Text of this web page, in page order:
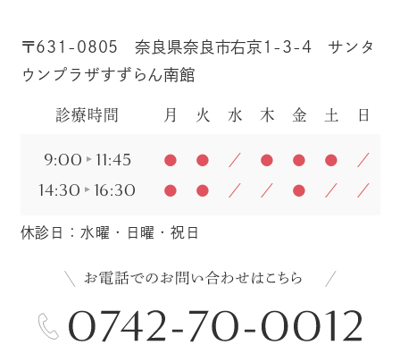
〒631-0805 奈良県奈良市右京1-3-4 サンタ
ウンプラザすずらん南館
診療時間 月 火 水 木 金 土 日
9:00 11:45 ● ● ／ ● ● ● ／
14:30 16:30 ● ● ／ ／ ● ／ ／
休診日：水曜・日曜・祝日